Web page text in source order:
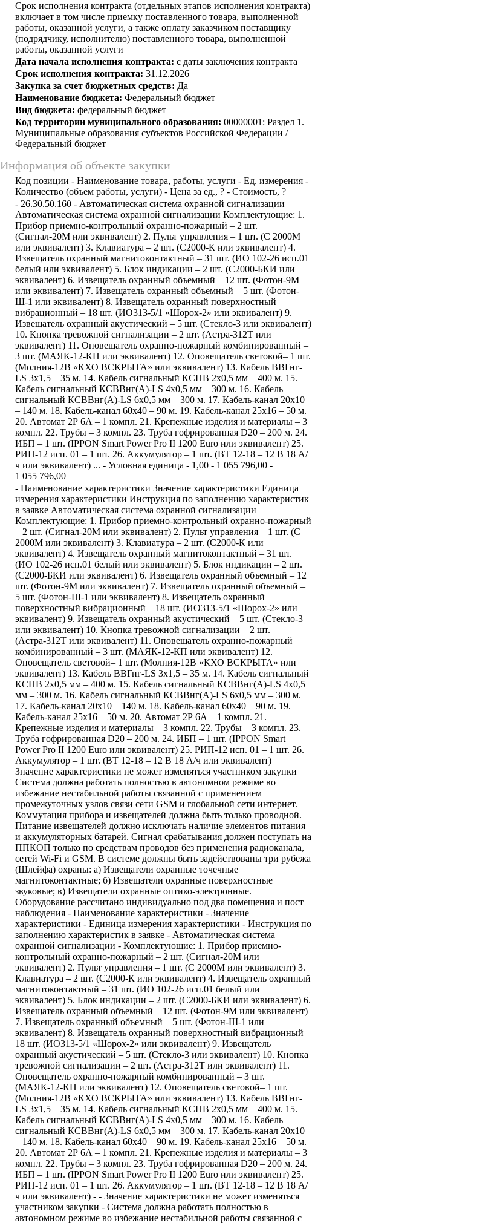
Срок исполнения контракта (отдельных этапов исполнения контракта)
включает в том числе приемку поставленного товара, выполненной
работы, оказанной услуги, а также оплату заказчиком поставщику
(подрядчику, исполнителю) поставленного товара, выполненной
работы, оказанной услуги
Дата начала исполнения контракта: с даты заключения контракта
Срок исполнения контракта: 31.12.2026
Закупка за счет бюджетных средств: Да
Наименование бюджета: Федеральный бюджет
Вид бюджета: федеральный бюджет
Код территории муниципального образования: 00000001: Раздел 1.
Муниципальные образования субъектов Российской Федерации /
Федеральный бюджет
Информация об объекте закупки
Код позиции - Наименование товара, работы, услуги - Ед. измерения -
Количество (объем работы, услуги) - Цена за ед., ? - Стоимость, ?
- 26.30.50.160 - Автоматическая система охранной сигнализации
Автоматическая система охранной сигнализации Комплектующие: 1.
Прибор приемно-контрольный охранно-пожарный – 2 шт.
(Сигнал-20М или эквивалент) 2. Пульт управления – 1 шт. (С 2000М
или эквивалент) 3. Клавиатура – 2 шт. (С2000-К или эквивалент) 4.
Извещатель охранный магнитоконтактный – 31 шт. (ИО 102-26 исп.01
белый или эквивалент) 5. Блок индикации – 2 шт. (С2000-БКИ или
эквивалент) 6. Извещатель охранный объемный – 12 шт. (Фотон-9М
или эквивалент) 7. Извещатель охранный объемный – 5 шт. (Фотон-
Ш-1 или эквивалент) 8. Извещатель охранный поверхностный
вибрационный – 18 шт. (ИО313-5/1 «Шорох-2» или эквивалент) 9.
Извещатель охранный акустический – 5 шт. (Стекло-3 или эквивалент)
10. Кнопка тревожной сигнализации – 2 шт. (Астра-312Т или
эквивалент) 11. Оповещатель охранно-пожарный комбинированный –
3 шт. (МАЯК-12-КП или эквивалент) 12. Оповещатель световой– 1 шт.
(Молния-12В «КХО ВСКРЫТА» или эквивалент) 13. Кабель ВВГнг-
LS 3x1,5 – 35 м. 14. Кабель сигнальный КСПВ 2x0,5 мм – 400 м. 15.
Кабель сигнальный КСВВнг(А)-LS 4x0,5 мм – 300 м. 16. Кабель
сигнальный КСВВнг(А)-LS 6x0,5 мм – 300 м. 17. Кабель-канал 20x10
– 140 м. 18. Кабель-канал 60x40 – 90 м. 19. Кабель-канал 25x16 – 50 м.
20. Автомат 2Р 6А – 1 компл. 21. Крепежные изделия и материалы – 3
компл. 22. Трубы – 3 компл. 23. Труба гофрированная D20 – 200 м. 24.
ИБП – 1 шт. (IPPON Smart Power Pro II 1200 Euro или эквивалент) 25.
РИП-12 исп. 01 – 1 шт. 26. Аккумулятор – 1 шт. (ВТ 12-18 – 12 В 18 А/
ч или эквивалент) ... - Условная единица - 1,00 - 1 055 796,00 -
1 055 796,00
- Наименование характеристики Значение характеристики Единица
измерения характеристики Инструкция по заполнению характеристик
в заявке Автоматическая система охранной сигнализации
Комплектующие: 1. Прибор приемно-контрольный охранно-пожарный
– 2 шт. (Сигнал-20М или эквивалент) 2. Пульт управления – 1 шт. (С
2000М или эквивалент) 3. Клавиатура – 2 шт. (С2000-К или
эквивалент) 4. Извещатель охранный магнитоконтактный – 31 шт.
(ИО 102-26 исп.01 белый или эквивалент) 5. Блок индикации – 2 шт.
(С2000-БКИ или эквивалент) 6. Извещатель охранный объемный – 12
шт. (Фотон-9М или эквивалент) 7. Извещатель охранный объемный –
5 шт. (Фотон-Ш-1 или эквивалент) 8. Извещатель охранный
поверхностный вибрационный – 18 шт. (ИО313-5/1 «Шорох-2» или
эквивалент) 9. Извещатель охранный акустический – 5 шт. (Стекло-3
или эквивалент) 10. Кнопка тревожной сигнализации – 2 шт.
(Астра-312Т или эквивалент) 11. Оповещатель охранно-пожарный
комбинированный – 3 шт. (МАЯК-12-КП или эквивалент) 12.
Оповещатель световой– 1 шт. (Молния-12В «КХО ВСКРЫТА» или
эквивалент) 13. Кабель ВВГнг-LS 3x1,5 – 35 м. 14. Кабель сигнальный
КСПВ 2x0,5 мм – 400 м. 15. Кабель сигнальный КСВВнг(А)-LS 4x0,5
мм – 300 м. 16. Кабель сигнальный КСВВнг(А)-LS 6x0,5 мм – 300 м.
17. Кабель-канал 20x10 – 140 м. 18. Кабель-канал 60x40 – 90 м. 19.
Кабель-канал 25x16 – 50 м. 20. Автомат 2Р 6А – 1 компл. 21.
Крепежные изделия и материалы – 3 компл. 22. Трубы – 3 компл. 23.
Труба гофрированная D20 – 200 м. 24. ИБП – 1 шт. (IPPON Smart
Power Pro II 1200 Euro или эквивалент) 25. РИП-12 исп. 01 – 1 шт. 26.
Аккумулятор – 1 шт. (ВТ 12-18 – 12 В 18 А/ч или эквивалент)
Значение характеристики не может изменяться участником закупки
Система должна работать полностью в автономном режиме во
избежание нестабильной работы связанной с применением
промежуточных узлов связи сети GSM и глобальной сети интернет.
Коммутация прибора и извещателей должна быть только проводной.
Питание извещателей должно исключать наличие элементов питания
и аккумуляторных батарей. Сигнал срабатывания должен поступать на
ППКОП только по средствам проводов без применения радиоканала,
сетей Wi-Fi и GSM. В системе должны быть задействованы три рубежа
(Шлейфа) охраны: а) Извещатели охранные точечные
магнитоконтактные; б) Извещатели охранные поверхностные
звуковые; в) Извещатели охранные оптико-электронные.
Оборудование рассчитано индивидуально под два помещения и пост
наблюдения - Наименование характеристики - Значение
характеристики - Единица измерения характеристики - Инструкция по
заполнению характеристик в заявке - Автоматическая система
охранной сигнализации - Комплектующие: 1. Прибор приемно-
контрольный охранно-пожарный – 2 шт. (Сигнал-20М или
эквивалент) 2. Пульт управления – 1 шт. (С 2000М или эквивалент) 3.
Клавиатура – 2 шт. (С2000-К или эквивалент) 4. Извещатель охранный
магнитоконтактный – 31 шт. (ИО 102-26 исп.01 белый или
эквивалент) 5. Блок индикации – 2 шт. (С2000-БКИ или эквивалент) 6.
Извещатель охранный объемный – 12 шт. (Фотон-9М или эквивалент)
7. Извещатель охранный объемный – 5 шт. (Фотон-Ш-1 или
эквивалент) 8. Извещатель охранный поверхностный вибрационный –
18 шт. (ИО313-5/1 «Шорох-2» или эквивалент) 9. Извещатель
охранный акустический – 5 шт. (Стекло-3 или эквивалент) 10. Кнопка
тревожной сигнализации – 2 шт. (Астра-312Т или эквивалент) 11.
Оповещатель охранно-пожарный комбинированный – 3 шт.
(МАЯК-12-КП или эквивалент) 12. Оповещатель световой– 1 шт.
(Молния-12В «КХО ВСКРЫТА» или эквивалент) 13. Кабель ВВГнг-
LS 3x1,5 – 35 м. 14. Кабель сигнальный КСПВ 2x0,5 мм – 400 м. 15.
Кабель сигнальный КСВВнг(А)-LS 4x0,5 мм – 300 м. 16. Кабель
сигнальный КСВВнг(А)-LS 6x0,5 мм – 300 м. 17. Кабель-канал 20x10
– 140 м. 18. Кабель-канал 60x40 – 90 м. 19. Кабель-канал 25x16 – 50 м.
20. Автомат 2Р 6А – 1 компл. 21. Крепежные изделия и материалы – 3
компл. 22. Трубы – 3 компл. 23. Труба гофрированная D20 – 200 м. 24.
ИБП – 1 шт. (IPPON Smart Power Pro II 1200 Euro или эквивалент) 25.
РИП-12 исп. 01 – 1 шт. 26. Аккумулятор – 1 шт. (ВТ 12-18 – 12 В 18 А/
ч или эквивалент) - - Значение характеристики не может изменяться
участником закупки - Система должна работать полностью в
автономном режиме во избежание нестабильной работы связанной с